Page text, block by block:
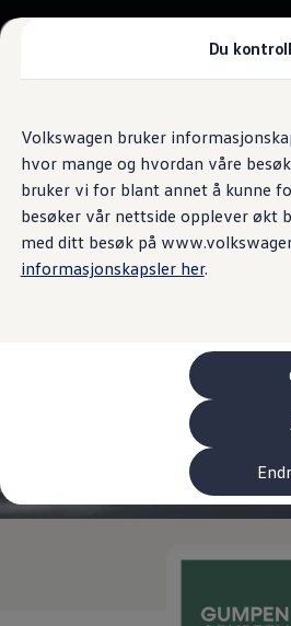
Du
Volkswagen bruker
hvor mange og hvordan våre
bruker vi for blant annet å kunne
besøker vår nettside opplever økt
med ditt besøk på
informasjonskapsler her.
hovedinnhold
til
footer
ID. Buzz GTX Lang Varebil
Kampanjer
ID. Polo
ID.3
ID.3 Neo
ID.4
ID.7 Tourer
Våre varebiler
Prislister
Varebiler med firehjulstrekk
Kundeløfter
Connect Pro
Gumpens Auto
4.7|1550